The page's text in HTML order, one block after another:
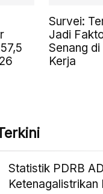
Survei:
Jadi
Senang
Kerja
Statistik PDRB
Ketenagalistrikan